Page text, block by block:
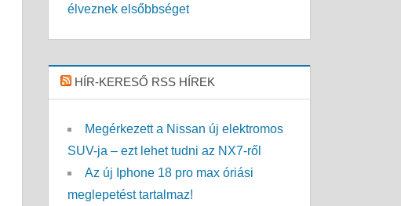
élveznek elsőbbséget
HÍR-KERESŐ RSS HÍREK
Megérkezett a Nissan új elektromos
SUV-ja – ezt lehet tudni az NX7-ről
Az új Iphone 18 pro max óriási
meglepetést tartalmaz!